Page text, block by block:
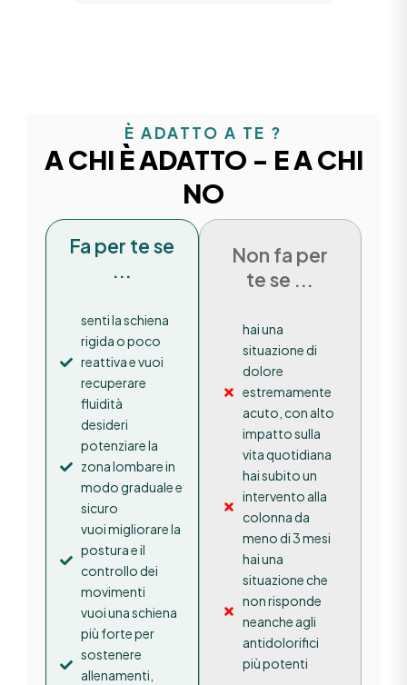
È ADATTO A TE ?
A CHI È ADATTO - E A CHI
NO
Fa per te se
...
senti la schiena
rigida o poco
reattiva e vuoi
recuperare
fluidità
desideri
potenziare la
zona lombare in
modo graduale e
sicuro
vuoi migliorare la
postura e il
controllo dei
movimenti
vuoi una schiena
più forte per
sostenere
allenamenti,
Non fa per
te se ...
hai una
situazione di
dolore
estremamente
acuto, con alto
impatto sulla
vita quotidiana
hai subito un
intervento alla
colonna da
meno di 3 mesi
hai una
situazione che
non risponde
neanche agli
antidolorifici
più potenti